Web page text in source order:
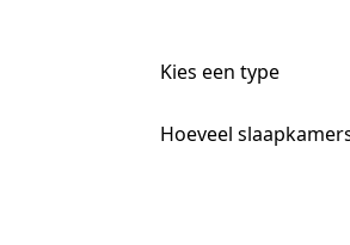
Kies een type
Hoeveel